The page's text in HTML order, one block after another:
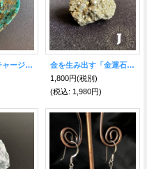
天然石の力をチャージ！ハート型トレー♡ターコイズ
金を生み出す「金運石」豊かな金財を引き寄せる！パイライト原石J
1,800円(税別)
(税込: 1,980円)